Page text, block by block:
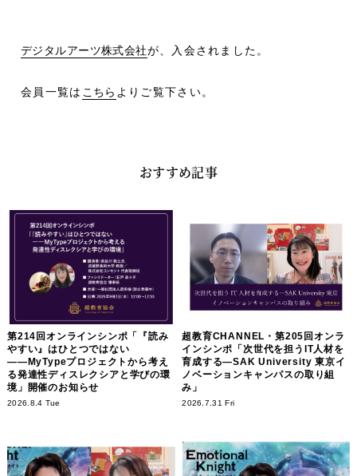
デジタルアーツ株式会社が、入会されました。
会員一覧は こちら よりご覧下さい。
おすすめ記事
第214回オンラインシンポ「『読み
やすい』はひとつではない
――MyTypeプロジェクトから考え
る発達性ディスレクシアと学びの環
境」開催のお知らせ
2026.8.4 Tue
超教育CHANNEL・第205回オンラ
インシンポ「次世代を担うIT人材を
育成する―SAK University 東京イ
ノベーションキャンパスの取り組
み」
2026.7.31 Fri